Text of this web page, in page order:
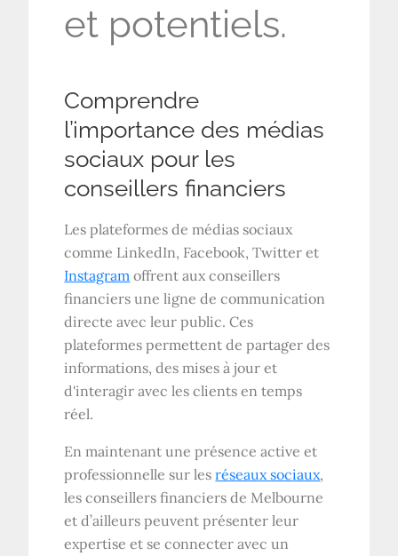
et potentiels.
Comprendre
l’importance des médias
sociaux pour les
conseillers financiers
Les plateformes de médias sociaux
comme LinkedIn, Facebook, Twitter et
Instagram offrent aux conseillers
financiers une ligne de communication
directe avec leur public. Ces
plateformes permettent de partager des
informations, des mises à jour et
d'interagir avec les clients en temps
réel.
En maintenant une présence active et
professionnelle sur lesréseaux sociaux,
les conseillers financiers de Melbourne
et d’ailleurs peuvent présenter leur
expertise et se connecter avec un